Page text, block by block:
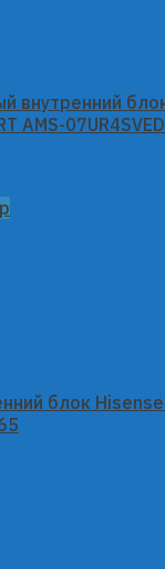
блок Hisense